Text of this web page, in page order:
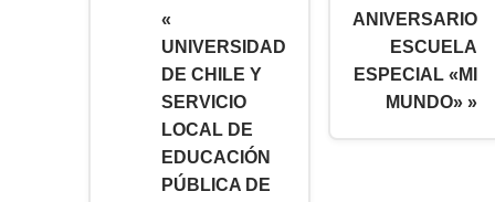
«
UNIVERSIDAD
DE CHILE Y
SERVICIO
LOCAL DE
EDUCACIÓN
PÚBLICA DE
ANIVERSARIO
ESCUELA
ESPECIAL «MI
MUNDO» »